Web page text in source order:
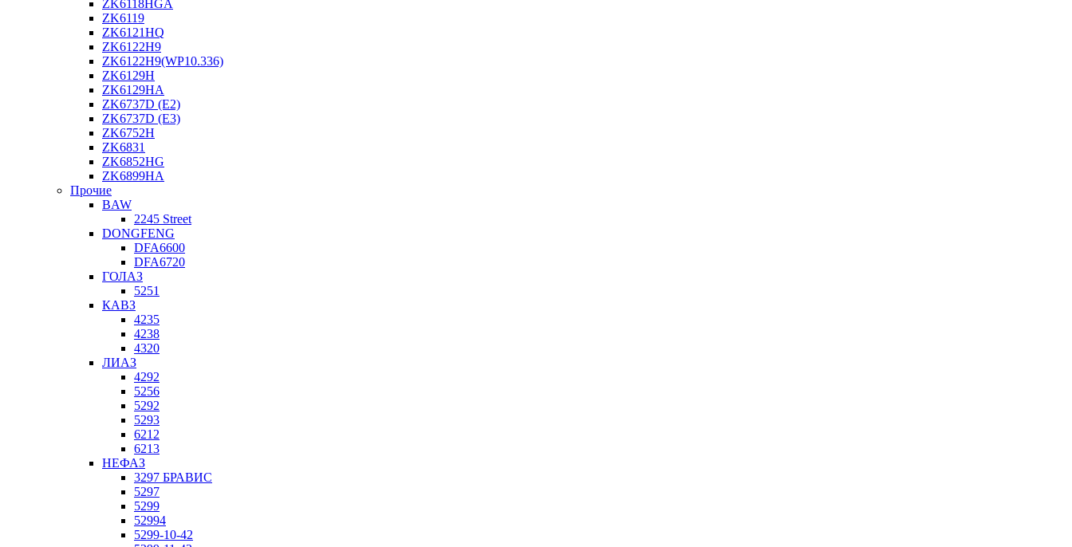
ZK6118HGA
ZK6119
ZK6121HQ
ZK6122H9
ZK6122H9(WP10.336)
ZK6129H
ZK6129HA
ZK6737D (E2)
ZK6737D (E3)
ZK6752H
ZK6831
ZK6852HG
ZK6899HA
Прочие
BAW
2245 Street
DONGFENG
DFA6600
DFA6720
ГОЛАЗ
5251
КАВЗ
4235
4238
4320
ЛИАЗ
4292
5256
5292
5293
6212
6213
НЕФАЗ
3297 БРАВИС
5297
5299
52994
5299-10-42